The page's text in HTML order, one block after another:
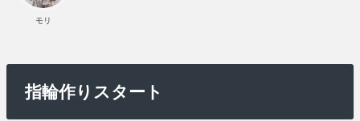
モリ
指輪作りスタート